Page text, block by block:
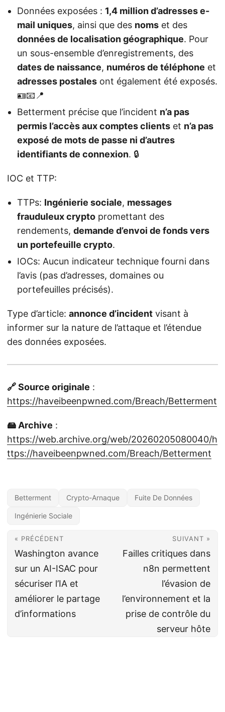
Données exposées : 1,4 million d’adresses e-
mail uniques, ainsi que des noms et des
données de localisation géographique. Pour
un sous-ensemble d’enregistrements, des
dates de naissance, numéros de téléphone et
adresses postales ont également été exposés.
🪪📧📍
Betterment précise que l’incident n’a pas
permis l’accès aux comptes clients et n’a pas
exposé de mots de passe ni d’autres
identifiants de connexion. 🔒
IOC et TTP:
TTPs: Ingénierie sociale, messages
frauduleux crypto promettant des
rendements, demande d’envoi de fonds vers
un portefeuille crypto.
IOCs: Aucun indicateur technique fourni dans
l’avis (pas d’adresses, domaines ou
portefeuilles précisés).
Type d’article: annonce d’incident visant à
informer sur la nature de l’attaque et l’étendue
des données exposées.
🔗 Source originale :
https://haveibeenpwned.com/Breach/Betterment
🖴 Archive :
https://web.archive.org/web/20260205080040/h
ttps://haveibeenpwned.com/Breach/Betterment
Betterment Crypto-Arnaque Fuite De Données
Ingénierie Sociale
« PRÉCÉDENT
Washington avance
sur un AI-ISAC pour
sécuriser l’IA et
améliorer le partage
d’informations
SUIVANT »
Failles critiques dans
n8n permettent
l’évasion de
l’environnement et la
prise de contrôle du
serveur hôte